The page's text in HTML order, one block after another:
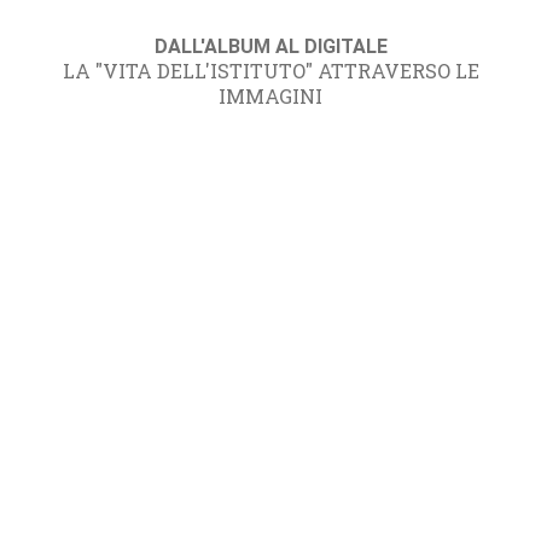
DALL'ALBUM AL DIGITALE
LA "VITA DELL'ISTITUTO" ATTRAVERSO LE
IMMAGINI